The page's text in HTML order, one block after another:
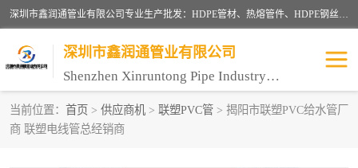
深圳市鑫润通管业有限公司专业生产批发：HDPE管材、热熔管件、HDPE钢丝骨架管、电熔管件、HDPE双壁波纹管、MPP电力管、井盖、PVC管材管件、PPR管材管件等；公司自创建以来，始终秉承“团结、务实、创新、守信”的服务宗旨，凭借专业的服务以及多年的勤奋拼搏，发展成为一家专业销售各种管材管件，绝缘电工套管及配件等系列产品的贸易公司。
深圳市鑫润通管业有限公司
Shenzhen Xinruntong Pipe Industry Co., Ltd
当前位置： 首页 > 供应商机 > 联塑PVC管 > 揭阳市联塑PVC给水管厂
商 联塑电线管总经销商
HDPE管材给水管